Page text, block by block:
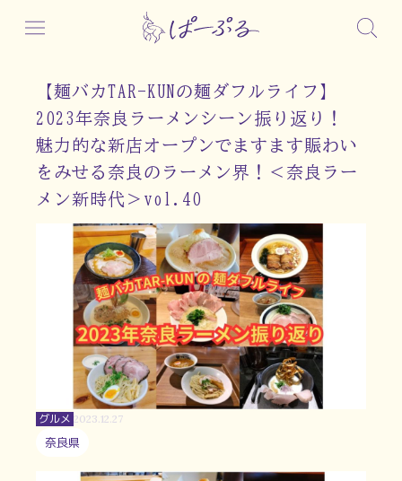
【麺バカTAR-KUNの麺ダフルライフ】
2023年奈良ラーメンシーン振り返り！
魅力的な新店オープンでますます賑わい
をみせる奈良のラーメン界！＜奈良ラー
メン新時代＞vol.40
グルメ 2023.12.27
奈良県